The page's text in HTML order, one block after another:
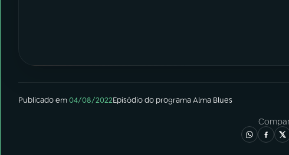
Publicado em04/08/2022Episódiodo programaAlma Blues